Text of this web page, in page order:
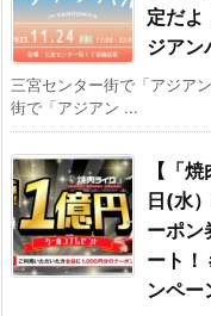
定だよ
ジアン
三宮センター街で「アジア
街で「アジアン ...
【「
日(水
ーポン
ート！
ンペー